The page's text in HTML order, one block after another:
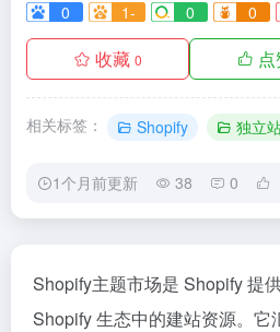
0 1- 0 0
收藏 0
相关标签： Shopify 独立
1个月前更新 38 0
Shopify主题市场是 Shopify 提
Shopify 生态中的建站资源。它